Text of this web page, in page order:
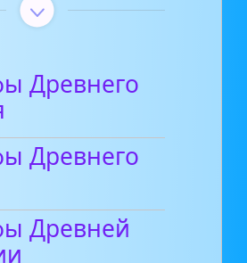
Древнего
Древнего
Древней